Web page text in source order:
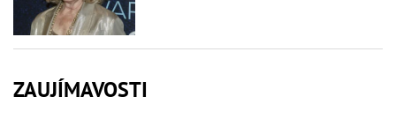
ZAUJÍMAVOSTI